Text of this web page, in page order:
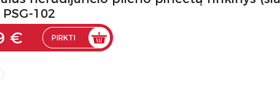
102
€ PIRKTI